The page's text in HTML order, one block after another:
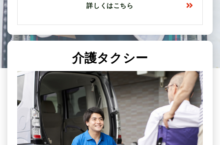
詳しくはこちら
介護タクシー